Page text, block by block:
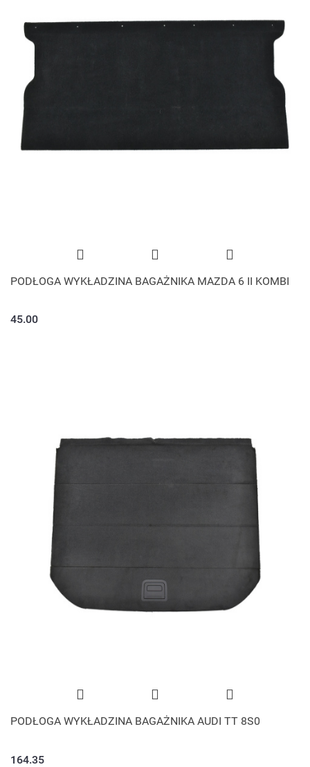
PODŁOGA WYKŁADZINA BAGAŻNIKA MAZDA 6 II KOMBI
45.00
PODŁOGA WYKŁADZINA BAGAŻNIKA AUDI TT 8S0
164.35